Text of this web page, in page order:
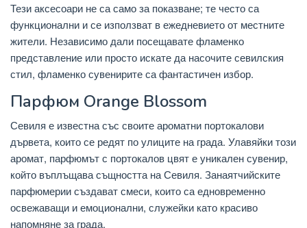
Тези аксесоари не са само за показване; те често са
функционални и се използват в ежедневието от местните
жители. Независимо дали посещавате фламенко
представление или просто искате да насочите севилския
стил, фламенко сувенирите са фантастичен избор.
Парфюм Orange Blossom
Севиля е известна със своите ароматни портокалови
дървета, които се редят по улиците на града. Улавяйки този
аромат, парфюмът с портокалов цвят е уникален сувенир,
който въплъщава същността на Севиля. Занаятчийските
парфюмерии създават смеси, които са едновременно
освежаващи и емоционални, служейки като красиво
напомняне за града.